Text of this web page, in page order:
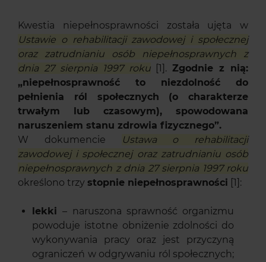
Kwestia niepełnosprawności została ujęta w
Ustawie o rehabilitacji zawodowej i społecznej
oraz zatrudnianiu osób niepełnosprawnych z
dnia 27 sierpnia 1997 roku[1]. Zgodnie z nią:
„niepełnosprawność to niezdolność do
pełnienia ról społecznych (o charakterze
trwałym lub czasowym), spowodowana
naruszeniem stanu zdrowia fizycznego”.
W dokumencie
Ustawa o rehabilitacji
zawodowej i społecznej oraz zatrudnianiu osób
niepełnosprawnych z dnia 27 sierpnia 1997 roku
określono trzy stopnie niepełnosprawności [1]:
lekki– naruszona sprawność organizmu
powoduje istotne obniżenie zdolności do
wykonywania pracy oraz jest przyczyną
ograniczeń w odgrywaniu ról społecznych;